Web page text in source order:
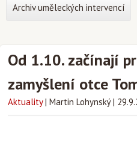
Od 1.10. začínají
zamyšlení otce
Aktuality | Martin Lohynský|
Archiv uměleckých intervencí